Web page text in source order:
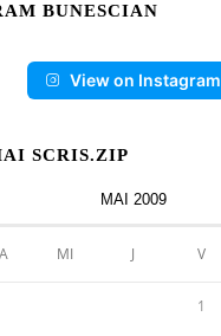
BUNESCIAN
View on Instagram
SCRIS.ZIP
MAI 2009
MI J V
1